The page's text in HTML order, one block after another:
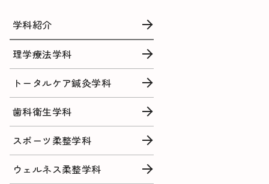
学科紹介
理学療法学科
トータルケア鍼灸学科
歯科衛生学科
スポーツ柔整学科
ウェルネス柔整学科